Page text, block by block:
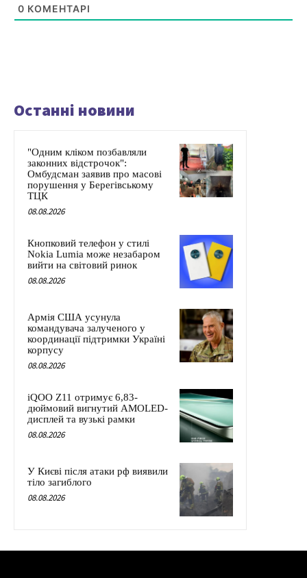
0 КОМЕНТАРІ
Останні новини
"Одним кліком позбавляли
законних відстрочок":
Омбудсман заявив про масові
порушення у Берегівському
ТЦК
08.08.2026
Кнопковий телефон у стилі
Nokia Lumia може незабаром
вийти на світовий ринок
08.08.2026
Армія США усунула
командувача залученого у
координації підтримки Україні
корпусу
08.08.2026
iQOO Z11 отримує 6,83-
дюймовий вигнутий AMOLED-
дисплей та вузькі рамки
08.08.2026
У Києві після атаки рф виявили
тіло загиблого
08.08.2026